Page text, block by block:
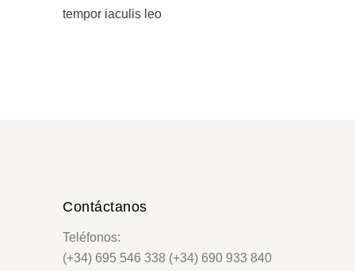
Contáctanos
Teléfonos:
(+34) 695 546 338 (+34) 690 933 840